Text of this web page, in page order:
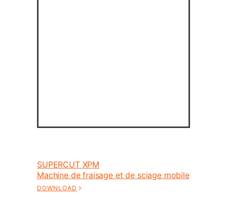
SUPERCUT XPM
Machine de fraisage et de sciage mobile
DOWNLOAD